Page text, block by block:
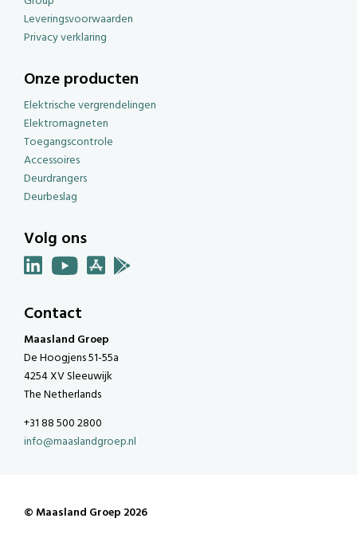
Leveringsvoorwaarden
Privacy verklaring
Onze producten
Elektrische vergrendelingen
Elektromagneten
Toegangscontrole
Accessoires
Deurdrangers
Deurbeslag
Volg ons
Contact
Maasland Groep
De Hoogjens 51-55a
4254 XV Sleeuwijk
The Netherlands
+31 88 500 2800
info@maaslandgroep.nl
© Maasland Groep 2026